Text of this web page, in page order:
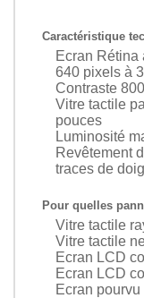
Caractéristique
Ecran Rétina
640 pixels à
Contraste
Vitre tactile
pouces
Luminosité
Revêtement
traces de
Pour quelles
Vitre tactile
Vitre tactile
Ecran LCD
Ecran LCD
Ecran